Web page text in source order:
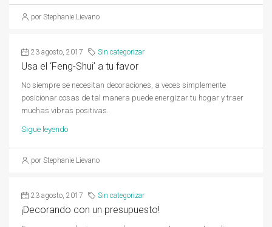
por Stephanie Lievano
23 agosto, 2017 Sin categorizar
Usa el ‘Feng-Shui’ a tu favor
No siempre se necesitan decoraciones, a veces simplemente
posicionar cosas de tal manera puede energizar tu hogar y traer
muchas vibras positivas.
Sigue leyendo
por Stephanie Lievano
23 agosto, 2017 Sin categorizar
¡Decorando con un presupuesto!